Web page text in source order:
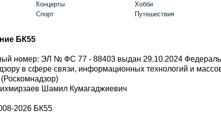
Концерты
Спорт
Хобби
Путешествия
БК55
номер: ЭЛ № ФС 77 - 88403 выдан 29.10.2024
в сфере связи, информационных технологий и
Шамил Кумагаджиевич
2026 БК55